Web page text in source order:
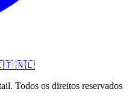
🇳🇱
Todos os direitos reservados